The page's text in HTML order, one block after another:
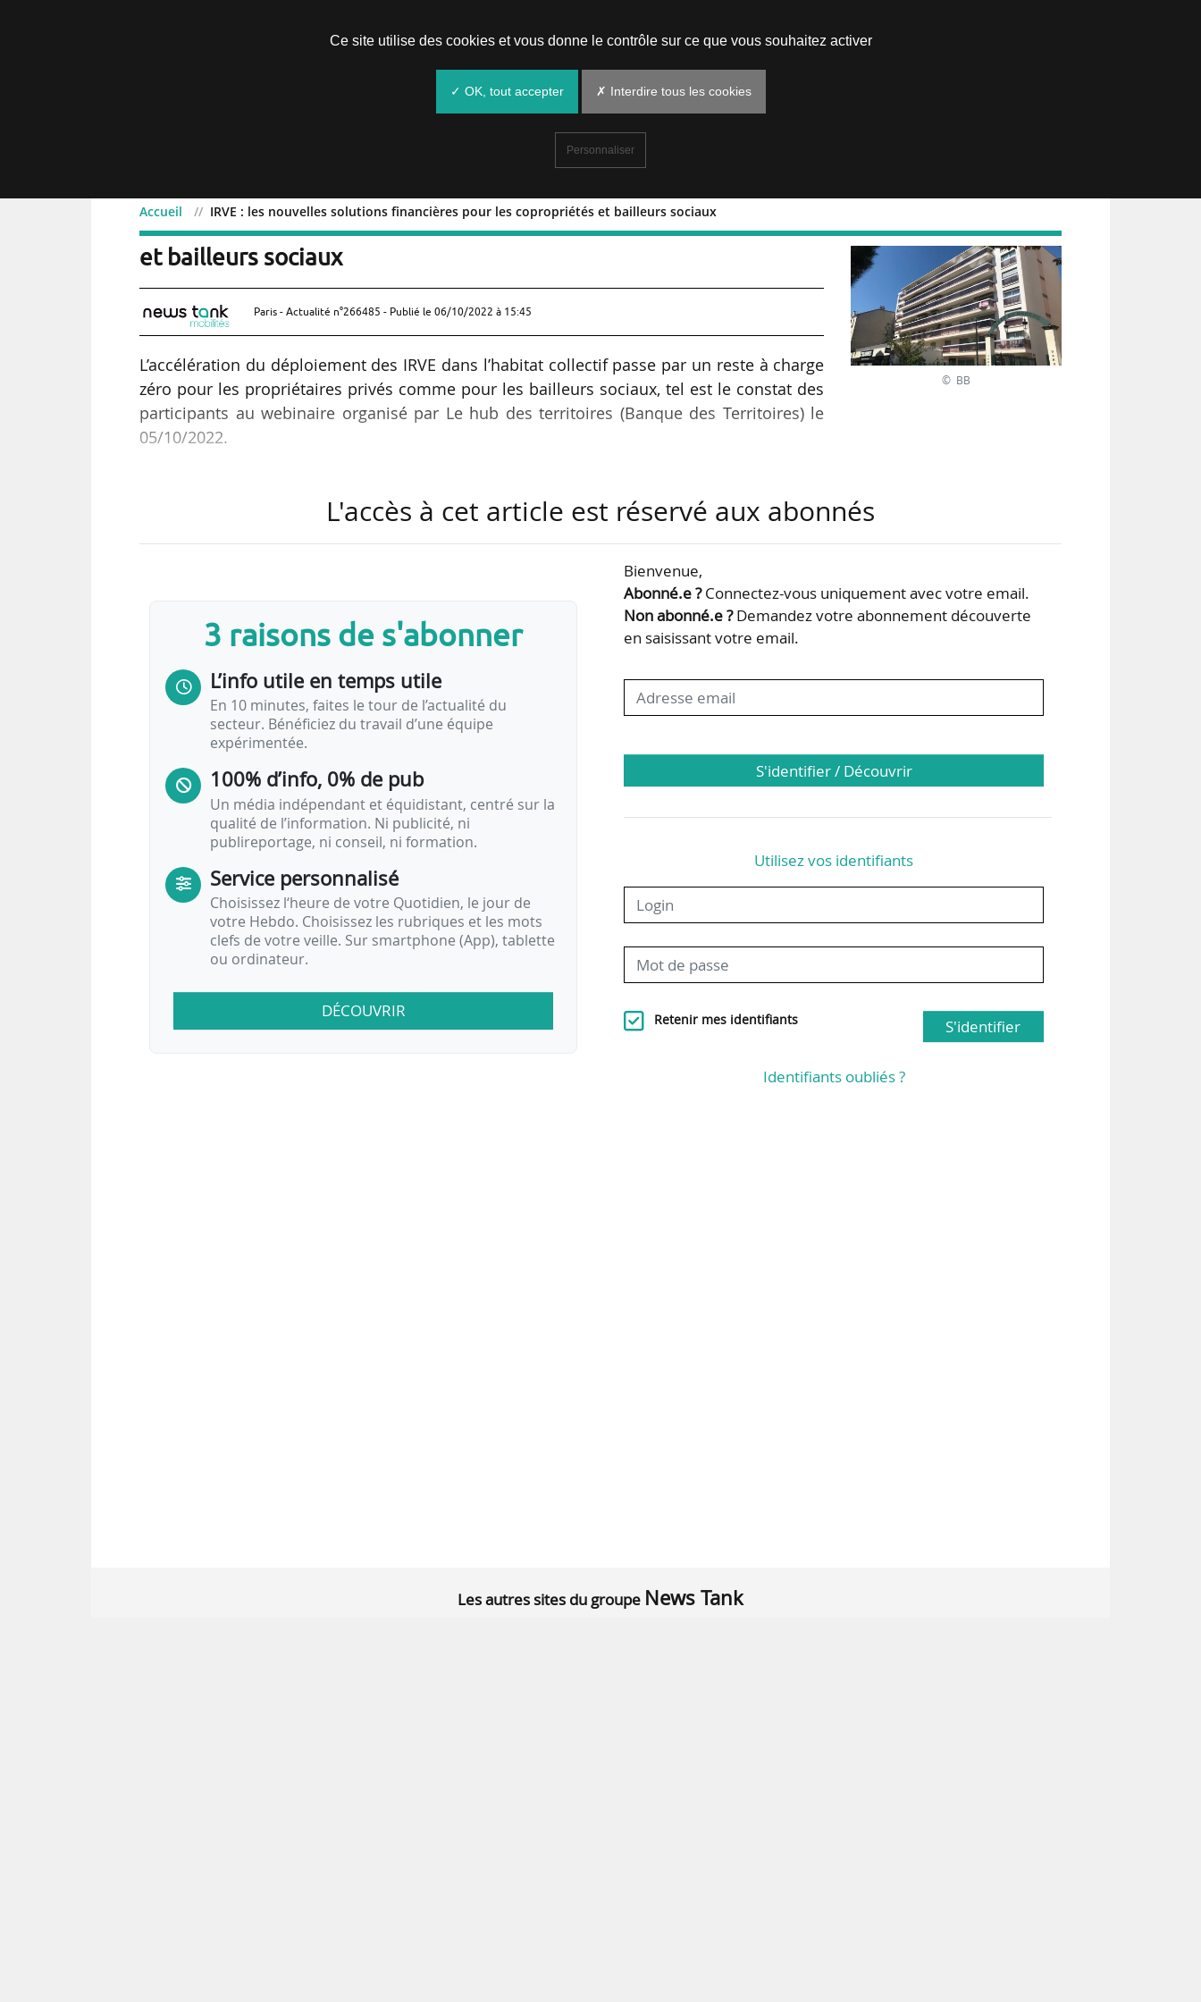
Accueil IRVE : les nouvelles solutions financières pour les copropriétés et bailleurs sociaux
IRVE : les nouvelles solutions financières pour les copropriétés
et bailleurs sociaux
Paris - Actualité n°266485 - Publié le 06/10/2022 à 15:45
L’accélération du déploiement des IRVE dans l’habitat collectif passe par un reste à charge
zéro pour les propriétaires privés comme pour les bailleurs sociaux, tel est le constat des
participants au webinaire organisé par Le hub des territoires (Banque des Territoires) le
05/10/2022.
zéro (voir les détails ci-dessous).
• avance de financement de l’infrastructure électrique commune par le gestionnaire de
réseau de distribution (GRD) rendue possible par le décret du 21/09/2022 ;
• offre Lovigolt de paiement du coût de l’infrastructure pour l’habitat collectif privé étendue
• prolongement de la validité de…
© BB
L'accès à cet article est réservé aux abonnés
3 raisons de s'abonner
L’info utile en temps utile
En 10 minutes, faites le tour de l’actualité du
secteur. Bénéficiez du travail d’une équipe
expérimentée.
100% d’info, 0% de pub
Un média indépendant et équidistant, centré sur la
qualité de l’information. Ni publicité, ni
publireportage, ni conseil, ni formation.
Service personnalisé
Choisissez l‘heure de votre Quotidien, le jour de
votre Hebdo. Choisissez les rubriques et les mots
clefs de votre veille. Sur smartphone (App), tablette
ou ordinateur.
DÉCOUVRIR
Bienvenue,
Abonné.e ?Connectez-vous uniquement avec votre email.
Non abonné.e ?Demandez votre abonnement découverte
en saisissant votre email.
S'identifier / Découvrir
Utilisez vos identifiants
Retenir mes identifiants S'identifier
Identifiants oubliés ?
Les autres sites du groupe News Tank
Ce site utilise des cookies et vous donne le contrôle sur ce que vous souhaitez activer
✓ OK, tout accepter ✗ Interdire tous les cookies
Personnaliser